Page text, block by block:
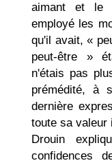
aimant et le
employé les
qu'il avait, «
peut-être »
n'étais pas
prémédité, à
dernière
toute sa valeur
Drouin
confidences